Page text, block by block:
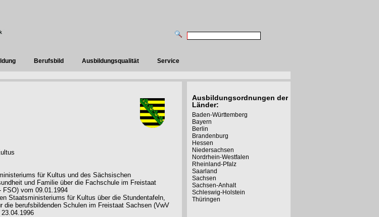
Berufsbild Ausbildungsqualität Service
für Kultus und des Sächsischen
und Familie über die Fachschule im Freistaat
FSO) vom 09.01.1994
Staatsministeriums für Kultus über die Stundentafeln,
die berufsbildenden Schulen im Freistaat Sachsen (VwV
Ausbildungsordnungen der
Länder:
Baden-Württemberg
Bayern
Berlin
Brandenburg
Hessen
Niedersachsen
Nordrhein-Westfalen
Rheinland-Pfalz
Saarland
Sachsen
Sachsen-Anhalt
Schleswig-Holstein
Thüringen